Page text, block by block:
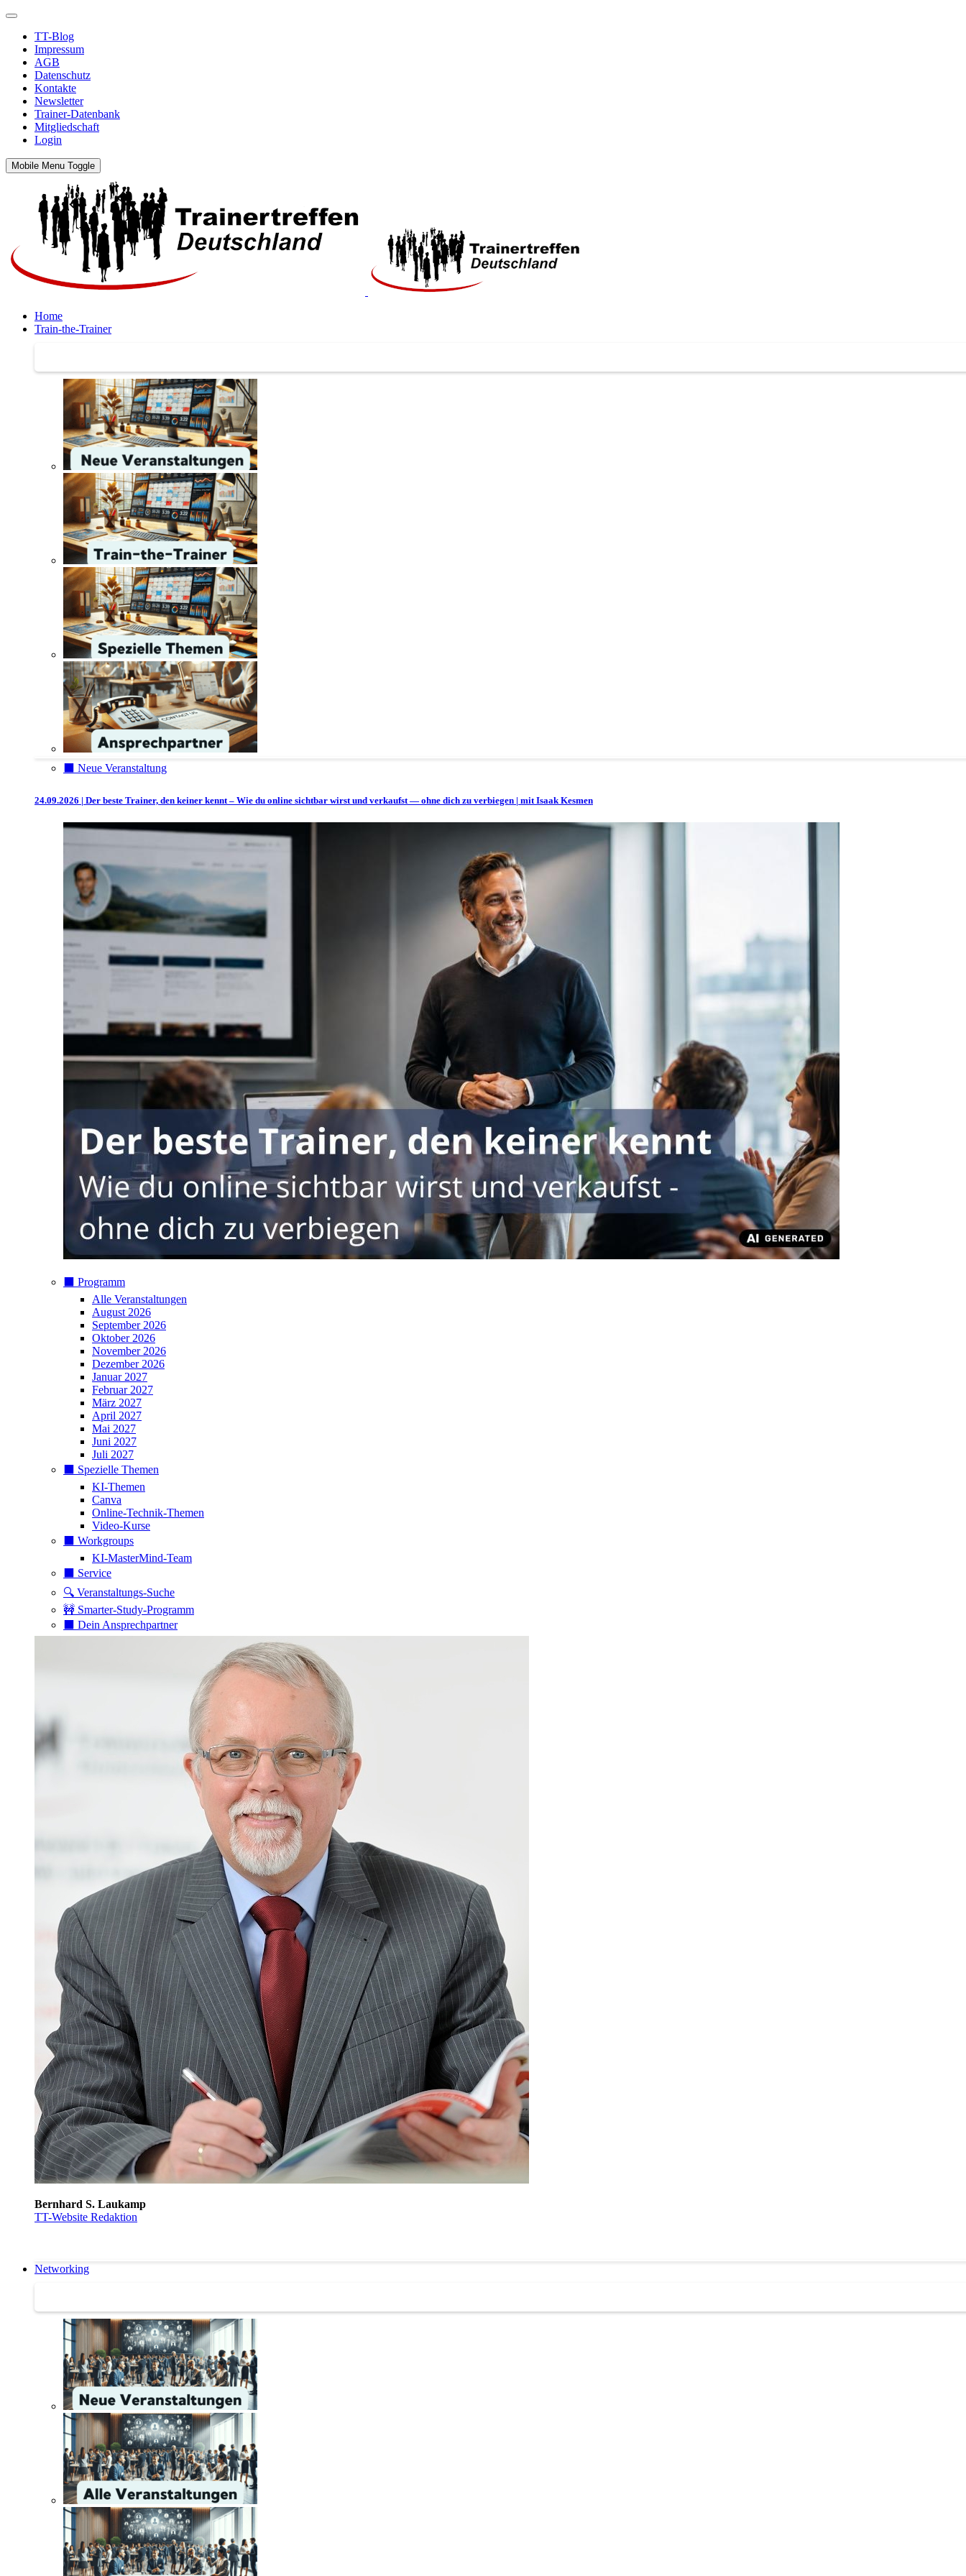
TT-Blog
Impressum
AGB
Datenschutz
Kontakte
Newsletter
Trainer-Datenbank
Mitgliedschaft
Login
Mobile Menu Toggle
Home
Train-the-Trainer
⬛️ Neue Veranstaltung
24.09.2026 | Der beste Trainer, den keiner kennt – Wie du online sichtbar wirst und verkaufst — ohne dich zu verbiegen | mit Isaak Kesmen
⬛️ Programm
Alle Veranstaltungen
August 2026
September 2026
Oktober 2026
November 2026
Dezember 2026
Januar 2027
Februar 2027
März 2027
April 2027
Mai 2027
Juni 2027
Juli 2027
⬛️ Spezielle Themen
KI-Themen
Canva
Online-Technik-Themen
Video-Kurse
⬛️ Workgroups
KI-MasterMind-Team
⬛️ Service
🔍 Veranstaltungs-Suche
🚧 Smarter-Study-Programm
⬛️ Dein Ansprechpartner
Bernhard S. Laukamp
TT-Website Redaktion
Networking